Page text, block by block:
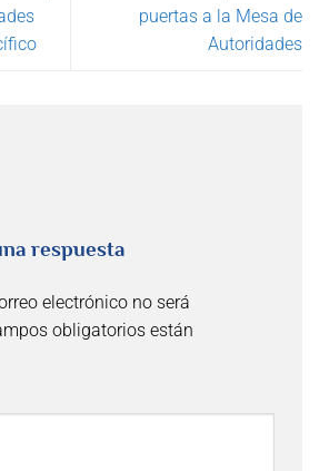
puertas a la Mesa de
Autoridades
respuesta
electrónico no será
obligatorios están